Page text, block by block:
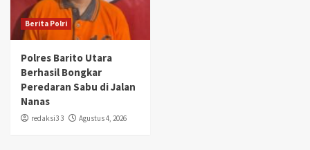
Berita Polri
Polres Barito Utara
Berhasil Bongkar
Peredaran Sabu di Jalan
Nanas
redaksi3 3 Agustus 4, 2026